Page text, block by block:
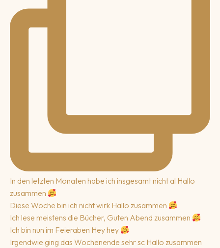
In den letzten Monaten habe ich insgesamt nicht al Hallo
zusammen
Diese Woche bin ich nicht wirk Hallo zusammen
Ich lese meistens die Bücher, Guten Abend zusammen
Ich bin nun im Feieraben Hey hey
Irgendwie ging das Wochenende sehr sc Hallo zusammen